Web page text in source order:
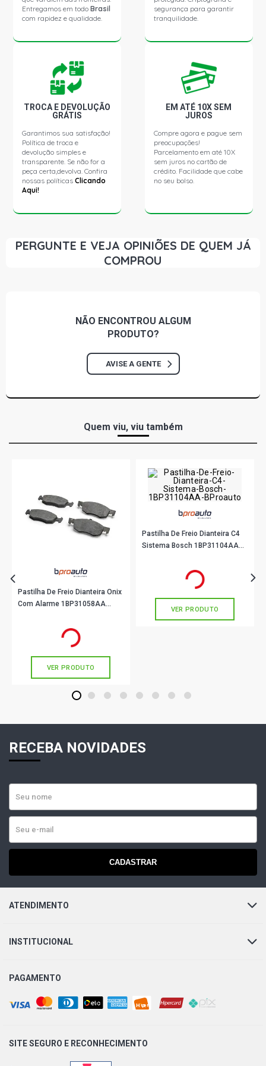
Entregamos em todoBrasil
com rapidez e qualidade.
segurança para garantir
tranquilidade.
TROCA E DEVOLUÇÃO
GRÁTIS
Garantimos sua satisfação!
Política de troca e
devolução simples e
transparente. Se não for a
peça certa,devolva. Confira
nossas políticasClicando
Aqui!
EM ATÉ 10X SEM
JUROS
Compre agora e pague sem
preocupações!
Parcelamento em até 10X
sem juros no cartão de
crédito. Facilidade que cabe
no seu bolso.
PERGUNTE E VEJA OPINIÕES DE QUEM JÁ
COMPROU
NÃO ENCONTROU ALGUM
PRODUTO?
AVISE A GENTE
Quem viu, viu também
Pastilha De Freio Dianteira Onix
Com Alarme 1BP31058AA
em até 4x de
VER PRODUTO
Pastilha De Freio Dianteira C4
Sistema Bosch 1BP31104AA
em até 4x de
VER PRODUTO
1 2 3 4 5 6 7 8
RECEBA NOVIDADES
CADASTRAR
ATENDIMENTO
INSTITUCIONAL
PAGAMENTO
SITE SEGURO E RECONHECIMENTO